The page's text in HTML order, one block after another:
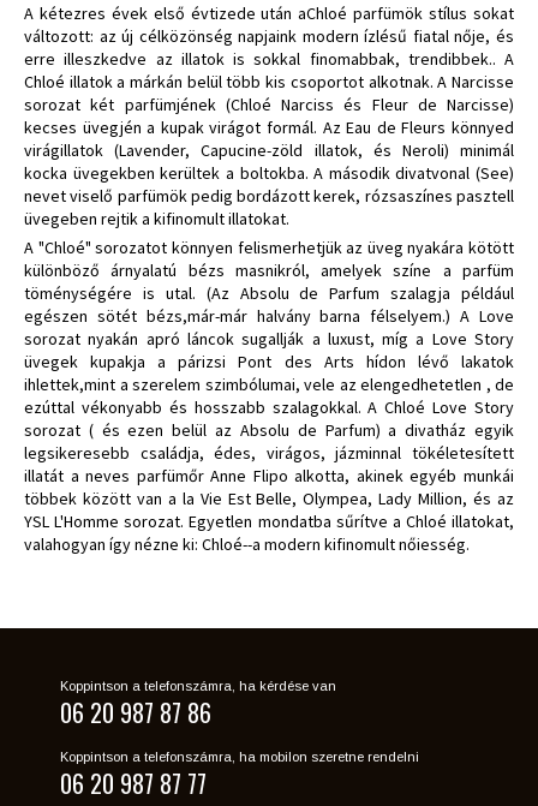
A kétezres évek első évtizede után aChloé parfümök stílus sokat
változott: az új célközönség napjaink modern ízlésű fiatal nője, és
erre illeszkedve az illatok is sokkal finomabbak, trendibbek.. A
Chloé illatok a márkán belül több kis csoportot alkotnak. A Narcisse
sorozat két parfümjének (Chloé Narciss és Fleur de Narcisse)
kecses üvegjén a kupak virágot formál. Az Eau de Fleurs könnyed
virágillatok (Lavender, Capucine-zöld illatok, és Neroli) minimál
kocka üvegekben kerültek a boltokba. A második divatvonal (See)
nevet viselő parfümök pedig bordázott kerek, rózsaszínes pasztell
üvegeben rejtik a kifinomult illatokat.
A "Chloé" sorozatot könnyen felismerhetjük az üveg nyakára kötött
különböző árnyalatú bézs masnikról, amelyek színe a parfüm
töménységére is utal. (Az Absolu de Parfum szalagja például
egészen sötét bézs,már-már halvány barna félselyem.) A Love
sorozat nyakán apró láncok sugallják a luxust, míg a Love Story
üvegek kupakja a párizsi Pont des Arts hídon lévő lakatok
ihlettek,mint a szerelem szimbólumai, vele az elengedhetetlen , de
ezúttal vékonyabb és hosszabb szalagokkal. A Chloé Love Story
sorozat ( és ezen belül az Absolu de Parfum) a divatház egyik
legsikeresebb családja, édes, virágos, jázminnal tökéletesített
illatát a neves parfümőr Anne Flipo alkotta, akinek egyéb munkái
többek között van a la Vie Est Belle, Olympea, Lady Million, és az
YSL L'Homme sorozat. Egyetlen mondatba sűrítve a Chloé illatokat,
valahogyan így nézne ki: Chloé--a modern kifinomult nőiesség.
Koppintson a telefonszámra, ha kérdése van
06 20 987 87 86
Koppintson a telefonszámra, ha mobilon szeretne rendelni
06 20 987 87 77